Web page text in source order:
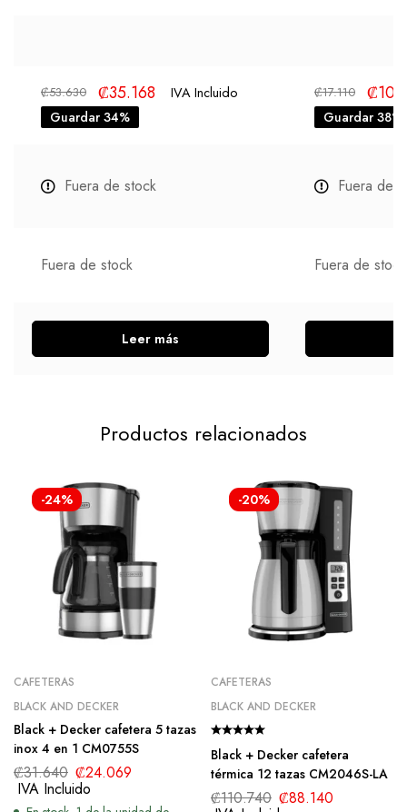
₡53.630 ₡35.168
IVA Incluido
Guardar 34%
₡17.110 ₡
Guardar 38%
Fuera de stock Fuera de
Fuera de stock Fuera de stock
Leer más
Productos relacionados
-24%
CAFETERAS
BLACK AND DECKER
Black + Decker cafetera 5 tazas
inox 4 en 1 CM0755S
₡31.640 ₡24.069
IVA Incluido
-20%
CAFETERAS
BLACK AND DECKER
Black + Decker cafetera
térmica 12 tazas CM2046S-LA
₡110.740 ₡88.140